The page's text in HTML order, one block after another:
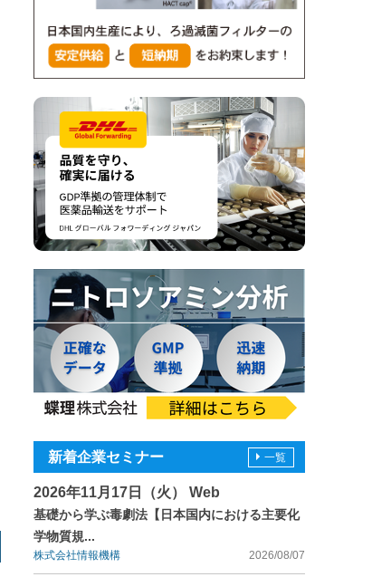
新着企業セミナー
2026年11月17日（火） Web
基礎から学ぶ毒劇法【日本国内における主要化
学物質規...
株式会社情報機構 2026/08/07
一覧